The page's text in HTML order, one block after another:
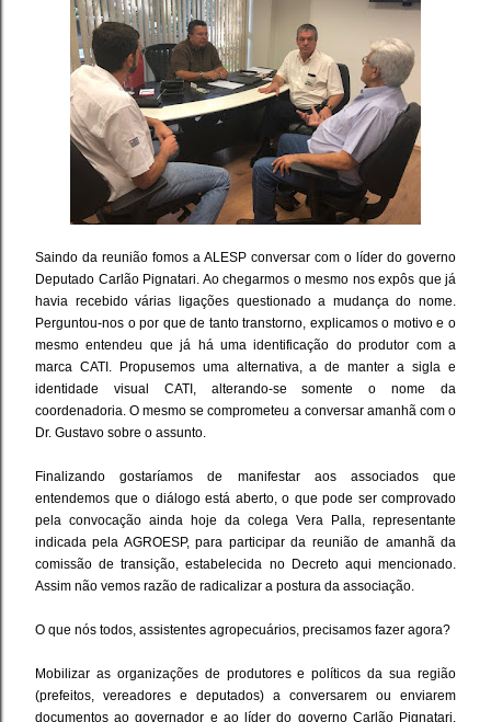
Saindo da reunião fomos a ALESP conversar com o líder do governo
Deputado Carlão Pignatari. Ao chegarmos o mesmo nos expôs que já
havia recebido várias ligações questionado a mudança do nome.
Perguntou-nos o por que de tanto transtorno, explicamos o motivo e o
mesmo entendeu que já há uma identificação do produtor com a
marca CATI. Propusemos uma alternativa, a de manter a sigla e
identidade visual CATI, alterando-se somente o nome da
coordenadoria. O mesmo se comprometeu a conversar amanhã com o
Dr. Gustavo sobre o assunto.
Finalizando gostaríamos de manifestar aos associados que
entendemos que o diálogo está aberto, o que pode ser comprovado
pela convocação ainda hoje da colega Vera Palla, representante
indicada pela AGROESP, para participar da reunião de amanhã da
comissão de transição, estabelecida no Decreto aqui mencionado.
Assim não vemos razão de radicalizar a postura da associação.
O que nós todos, assistentes agropecuários, precisamos fazer agora?
Mobilizar as organizações de produtores e políticos da sua região
(prefeitos, vereadores e deputados) a conversarem ou enviarem
documentos ao governador e ao líder do governo Carlão Pignatari.